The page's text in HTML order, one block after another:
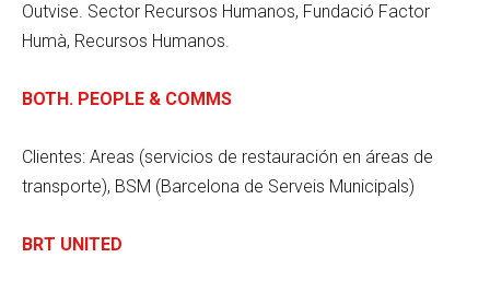
Outvise. Sector Recursos Humanos, Fundació Factor
Humà, Recursos Humanos.
BOTH. PEOPLE & COMMS
Clientes: Areas (servicios de restauración en áreas de
transporte), BSM (Barcelona de Serveis Municipals)
BRT UNITED